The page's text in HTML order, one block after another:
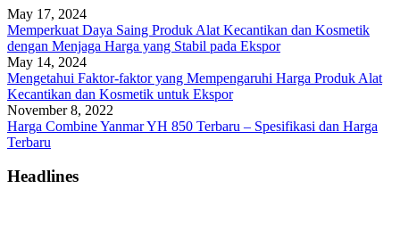
May 17, 2024
Memperkuat Daya Saing Produk Alat Kecantikan dan Kosmetik
dengan Menjaga Harga yang Stabil pada Ekspor
May 14, 2024
Mengetahui Faktor-faktor yang Mempengaruhi Harga Produk Alat
Kecantikan dan Kosmetik untuk Ekspor
November 8, 2022
Harga Combine Yanmar YH 850 Terbaru – Spesifikasi dan Harga
Terbaru
Headlines